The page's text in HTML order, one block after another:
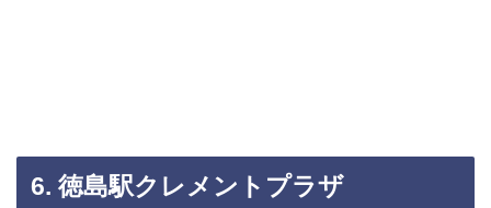
6. 徳島駅クレメントプラザ